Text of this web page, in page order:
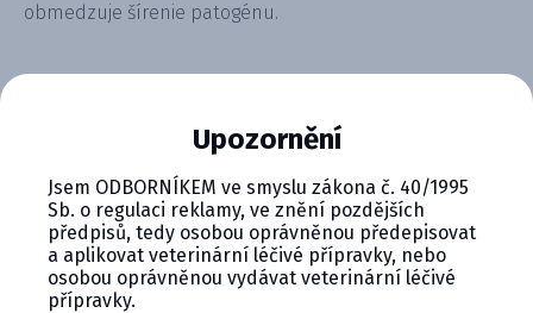
obmedzuje šírenie patogénu.
Upozornění
Jsem ODBORNÍKEM ve smyslu zákona č. 40/1995
Sb. o regulaci reklamy, ve znění pozdějších
předpisů, tedy osobou oprávněnou předepisovat
a aplikovat veterinární léčivé přípravky, nebo
osobou oprávněnou vydávat veterinární léčivé
přípravky.